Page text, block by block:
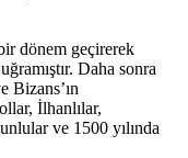
dönem geçirerek
Daha sonra
Bizans’ın
İlhanlılar,
ve 1500 yılında